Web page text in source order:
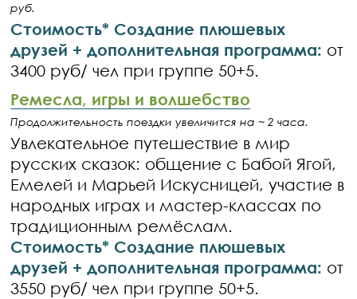
руб.
Стоимость* Создание плюшевых
друзей + дополнительная программа: от
3400 руб/ чел при группе 50+5.
Ремесла, игры и волшебство
Продолжительность поездки увеличится на ~ 2 часа.
Увлекательное путешествие в мир
русских сказок: общение с Бабой Ягой,
Емелей и Марьей Искусницей, участие в
народных играх и мастер-классах по
традиционным ремёслам.
Стоимость* Создание плюшевых
друзей + дополнительная программа: от
3550 руб/ чел при группе 50+5.